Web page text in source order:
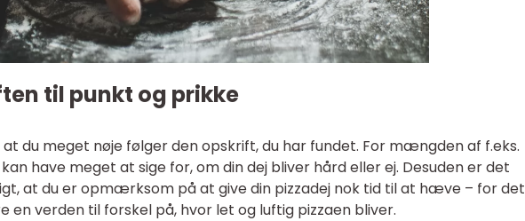
til punkt og prikke
du meget nøje følger den opskrift, du har fundet. For mængden af f.eks.
have meget at sige for, om din dej bliver hård eller ej. Desuden er det
at du er opmærksom på at give din pizzadej nok tid til at hæve – for det
en verden til forskel på, hvor let og luftig pizzaen bliver.